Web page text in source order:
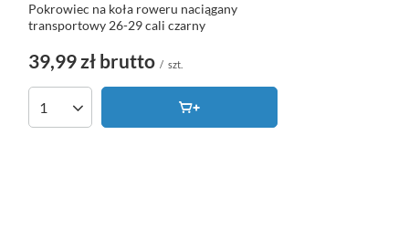
Pokrowiec na koła roweru naciągany
transportowy 26-29 cali czarny
39,99 zł brutto / szt.
Ilość produktów